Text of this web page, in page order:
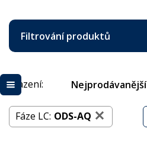
Filtrování produktů
Řazení: Nejprodávanější
Fáze LC: ODS-AQ